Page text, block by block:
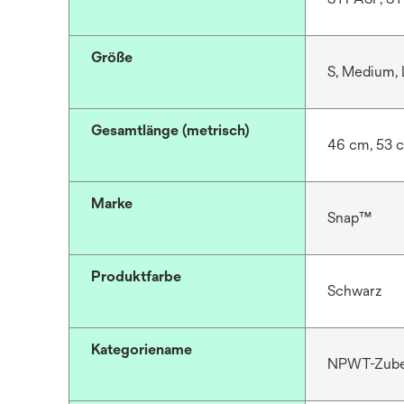
Größe
S, Medium,
Gesamtlänge (metrisch)
46 cm, 53
Marke
Snap™
Produktfarbe
Schwarz
Kategoriename
NPWT-